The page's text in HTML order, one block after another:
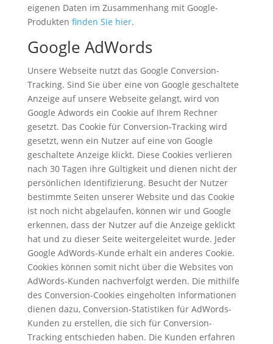
eigenen Daten im Zusammenhang mit Google-
Produkten finden Sie hier.
Google AdWords
Unsere Webseite nutzt das Google Conversion-
Tracking. Sind Sie über eine von Google geschaltete
Anzeige auf unsere Webseite gelangt, wird von
Google Adwords ein Cookie auf Ihrem Rechner
gesetzt. Das Cookie für Conversion-Tracking wird
gesetzt, wenn ein Nutzer auf eine von Google
geschaltete Anzeige klickt. Diese Cookies verlieren
nach 30 Tagen ihre Gültigkeit und dienen nicht der
persönlichen Identifizierung. Besucht der Nutzer
bestimmte Seiten unserer Website und das Cookie
ist noch nicht abgelaufen, können wir und Google
erkennen, dass der Nutzer auf die Anzeige geklickt
hat und zu dieser Seite weitergeleitet wurde. Jeder
Google AdWords-Kunde erhält ein anderes Cookie.
Cookies können somit nicht über die Websites von
AdWords-Kunden nachverfolgt werden. Die mithilfe
des Conversion-Cookies eingeholten Informationen
dienen dazu, Conversion-Statistiken für AdWords-
Kunden zu erstellen, die sich für Conversion-
Tracking entschieden haben. Die Kunden erfahren